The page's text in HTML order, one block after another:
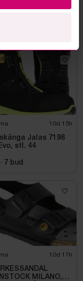
10d 15h
Jalas 7198
stl. 44
· 7 bud
10d 17h
MILANO,